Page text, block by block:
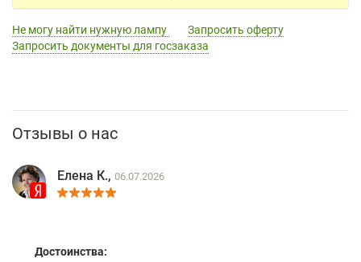
Не могу найти нужную лампу
Запросить оферту
Запросить документы для госзаказа
Отзывы о нас
Елена К., 06.07.2026
Достоинства: